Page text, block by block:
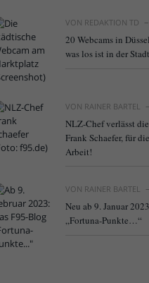
VON REDAKTION TD
20 Webcams in
was los ist in der Stadt
VON RAINER BARTEL
NLZ-Chef verlässt
Frank Schaefer, für
Arbeit!
VON RAINER BARTEL
Neu ab 9. Januar
„Fortuna-Punkte…“